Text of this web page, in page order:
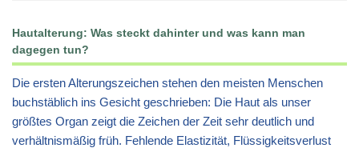
Hautalterung: Was steckt dahinter und was kann man
dagegen tun?
Die ersten Alterungszeichen stehen den meisten Menschen
buchstäblich ins Gesicht geschrieben: Die Haut als unser
größtes Organ zeigt die Zeichen der Zeit sehr deutlich und
verhältnismäßig früh. Fehlende Elastizität, Flüssigkeitsverlust